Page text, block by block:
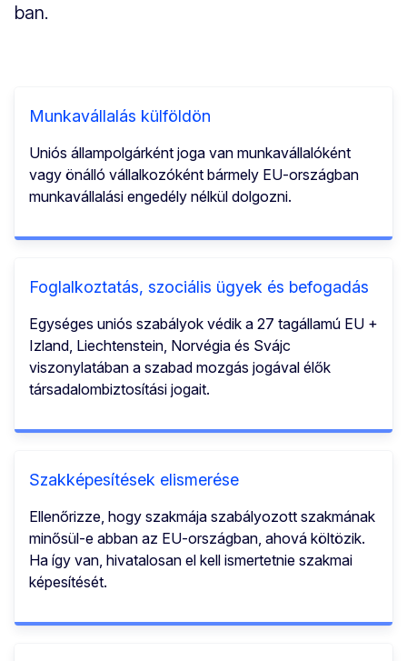
ban.
Munkavállalás külföldön
Uniós állampolgárként joga van munkavállalóként
vagy önálló vállalkozóként bármely EU-országban
munkavállalási engedély nélkül dolgozni.
Foglalkoztatás, szociális ügyek és befogadás
Egységes uniós szabályok védik a 27 tagállamú EU +
Izland, Liechtenstein, Norvégia és Svájc
viszonylatában a szabad mozgás jogával élők
társadalombiztosítási jogait.
Szakképesítések elismerése
Ellenőrizze, hogy szakmája szabályozott szakmának
minősül-e abban az EU-országban, ahová költözik.
Ha így van, hivatalosan el kell ismertetnie szakmai
képesítését.